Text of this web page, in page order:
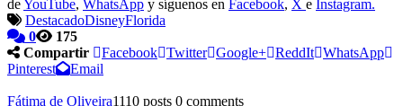
deYouTube, WhatsApp y síguenos en Facebook, X e Instagram.
DestacadoDisneyFlorida
0
175
Compartir
Facebook Twitter Google+ ReddIt WhatsApp
Pinterest
Email
Fátima de Oliveira1110 posts 0 comments